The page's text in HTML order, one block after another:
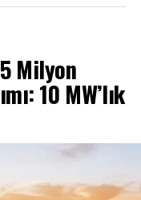
Milyon
10 MW’lık